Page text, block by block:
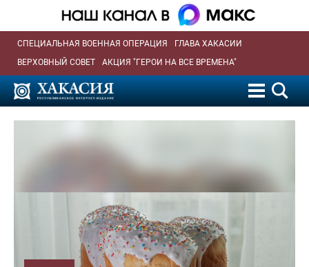
СПЕЦИАЛЬНАЯ ВОЕННАЯ ОПЕРАЦИЯ
ГЛАВА ХАКАСИИ
ВЕРХОВНЫЙ СОВЕТ
АКЦИЯ "ГЕРОИ НА ВСЕ ВРЕМЕНА"